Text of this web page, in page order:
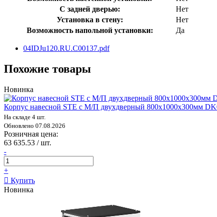
С задней дверью:
Нет
Установка в стену:
Нет
Возможность напольной установки:
Да
04IDJu120.RU.C00137.pdf
Похожие товары
Новинка
Корпус навесной STE с М/П двухдверный 800х1000х300мм
На складе 4 шт.
Обновлено 07.08.2026
Розничная цена:
63 635.53 / шт.
-
+
Купить
Новинка